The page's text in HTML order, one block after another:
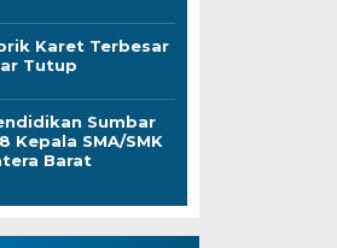
Karet Terbesar
Tutup
Sumbar
Kepala SMA/SMK
Barat